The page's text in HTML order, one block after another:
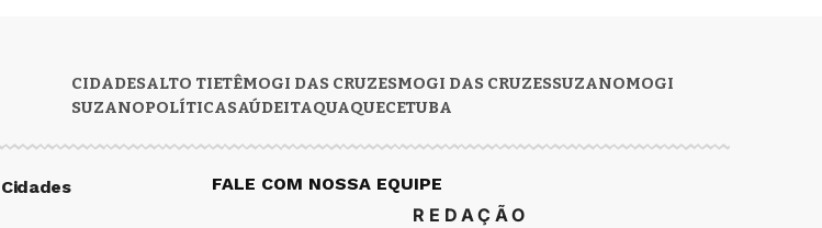
CIDADESALTO TIETÊMOGI DAS CRUZESMOGI DAS CRUZESSUZANOMOGI
SUZANOPOLÍTICASAÚDEITAQUAQUECETUBA
Cidades FALE COM NOSSA EQUIPE
REDAÇÃO